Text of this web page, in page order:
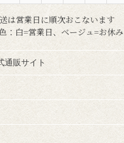
は営業日に順次おこないます
：白=営業日、ベージュ=お休み
通販サイト